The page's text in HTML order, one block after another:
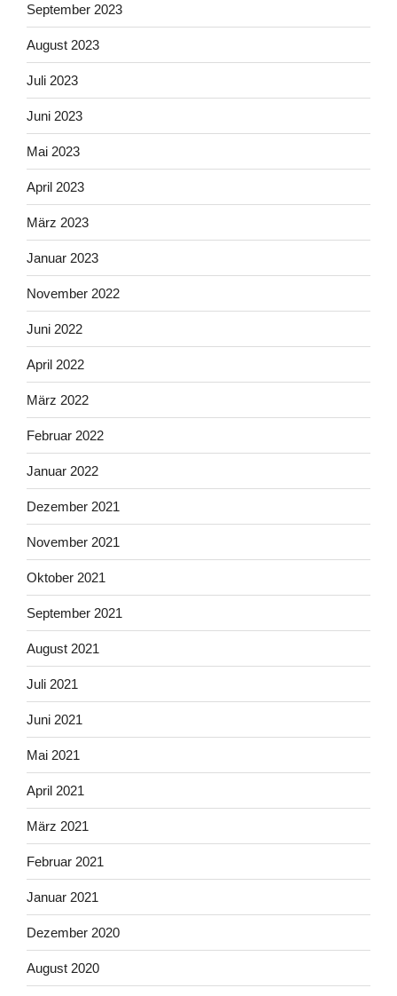
September 2023
August 2023
Juli 2023
Juni 2023
Mai 2023
April 2023
März 2023
Januar 2023
November 2022
Juni 2022
April 2022
März 2022
Februar 2022
Januar 2022
Dezember 2021
November 2021
Oktober 2021
September 2021
August 2021
Juli 2021
Juni 2021
Mai 2021
April 2021
März 2021
Februar 2021
Januar 2021
Dezember 2020
August 2020